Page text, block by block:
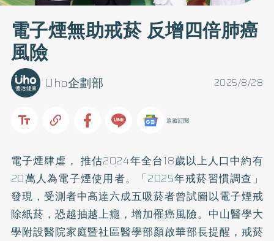
電子煙無助戒菸 反增四倍肺癌
風險
2025/8/28
Uho企劃部
追蹤訂閱
電子煙肆虐， 推估2024年全台18歲以上人口中約有
20萬人為電子煙使用者。「2025年戒菸習慣調查」
發現，受測者中高達六成五吸菸者曾試圖以電子煙戒
除紙菸，恐越抽越上癮，增加罹癌風險。中山醫學大
學附設醫院家庭暨社區醫學部顏啟華部長提醒，戒菸